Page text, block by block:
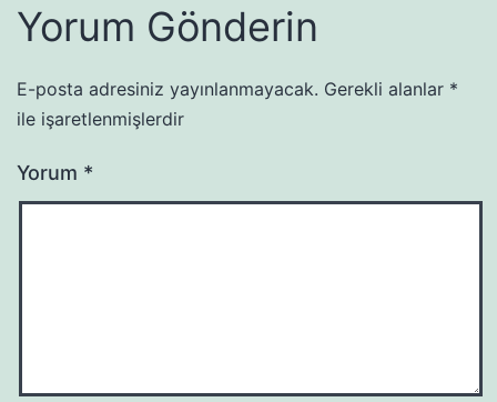
Yorum Gönderin
E-posta adresiniz yayınlanmayacak. Gerekli alanlar *
ile işaretlenmişlerdir
Yorum *